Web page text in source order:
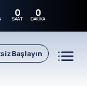
0
SAAT 0
DAKIKA
Başlayın